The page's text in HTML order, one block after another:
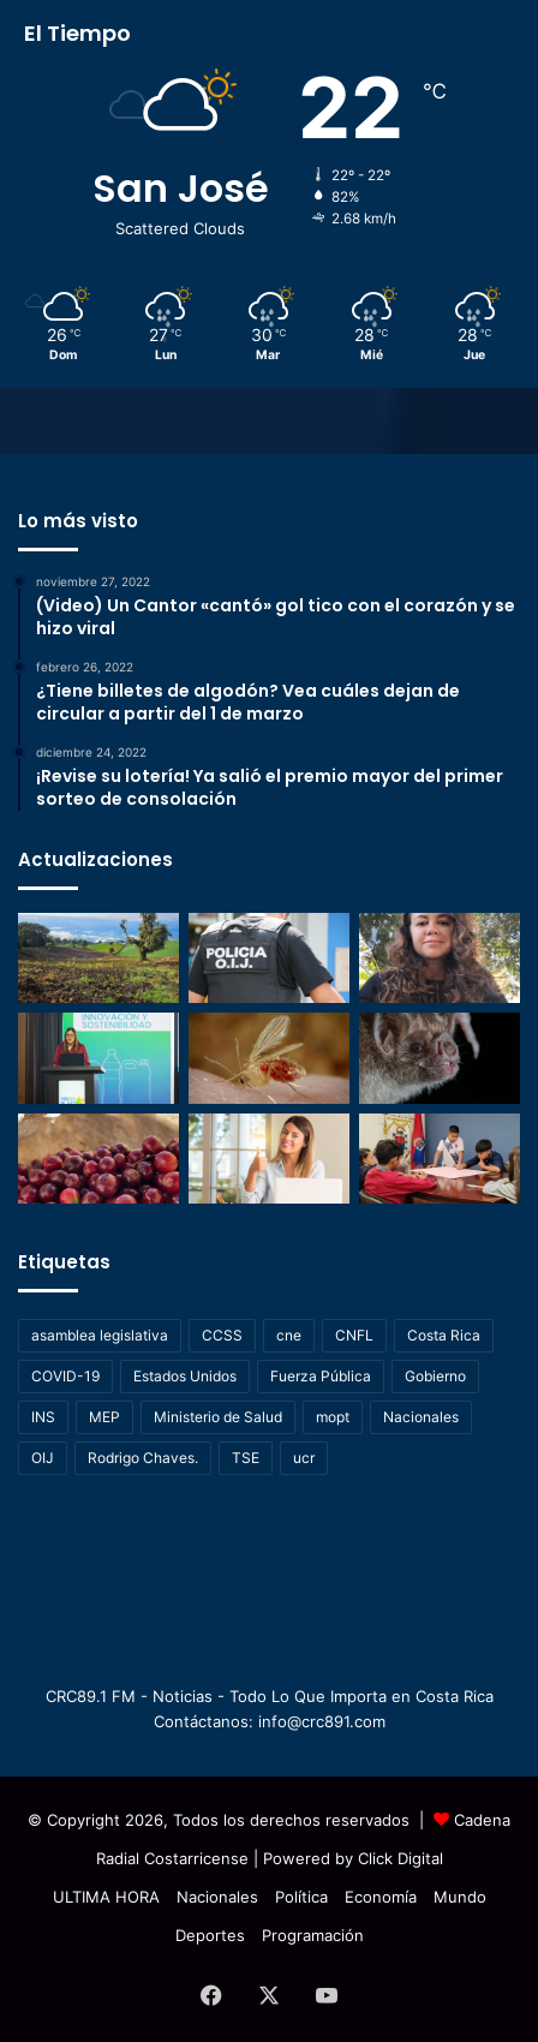
El Tiempo
San José
Scattered Clouds
22 ℃
22º - 22º
82%
2.68 km/h
26 ℃
Dom
27 ℃
Lun
30 ℃
Mar
28 ℃
Mié
28 ℃
Jue
Lo más visto
noviembre 27, 2022
(Video) Un Cantor «cantó» gol tico con el corazón y se
hizo viral
febrero 26, 2022
¿Tiene billetes de algodón? Vea cuáles dejan de
circular a partir del 1 de marzo
diciembre 24, 2022
¡Revise su lotería! Ya salió el premio mayor del primer
sorteo de consolación
Actualizaciones
Etiquetas
asamblea legislativa CCSS cne CNFL Costa Rica
COVID-19 Estados Unidos Fuerza Pública Gobierno
INS MEP Ministerio de Salud mopt Nacionales
OIJ Rodrigo Chaves. TSE ucr
CRC89.1 FM - Noticias - Todo Lo Que Importa en Costa Rica
Contáctanos: info@crc891.com
© Copyright 2026, Todos los derechos reservados |
Cadena
Radial Costarricense | Powered by Click Digital
ULTIMA HORA
Nacionales Política Economía
Mundo
Deportes
Programación
Facebook